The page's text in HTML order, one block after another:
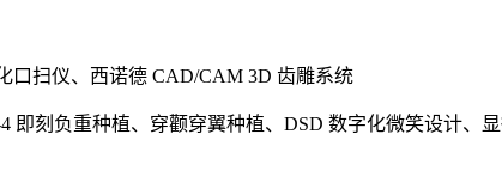
口扫仪、西诺德 CAD/CAM 3D 齿雕系统
即刻负重种植、穿颧穿翼种植、DSD 数字化微笑设计、